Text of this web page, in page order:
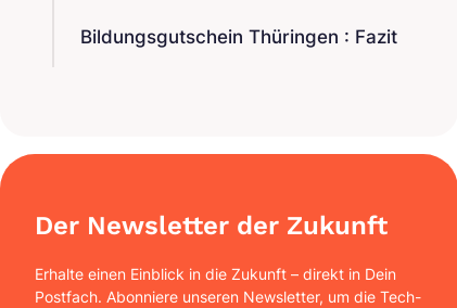
Bildungsgutschein Thüringen : Fazit
Der Newsletter der Zukunft
Erhalte einen Einblick in die Zukunft – direkt in Dein
Postfach. Abonniere unseren Newsletter, um die Tech-